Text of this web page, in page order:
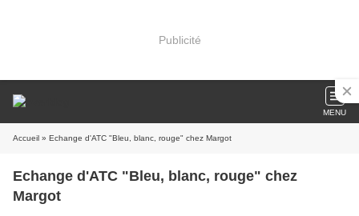
Publicité
MENU
Accueil » Echange d'ATC "Bleu, blanc, rouge" chez Margot
Echange d'ATC "Bleu, blanc, rouge" chez
Margot